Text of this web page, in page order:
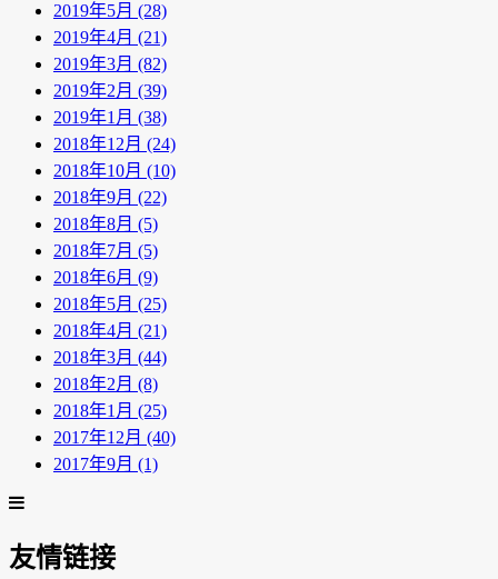
2019年5月 (28)
2019年4月 (21)
2019年3月 (82)
2019年2月 (39)
2019年1月 (38)
2018年12月 (24)
2018年10月 (10)
2018年9月 (22)
2018年8月 (5)
2018年7月 (5)
2018年6月 (9)
2018年5月 (25)
2018年4月 (21)
2018年3月 (44)
2018年2月 (8)
2018年1月 (25)
2017年12月 (40)
2017年9月 (1)
友情链接